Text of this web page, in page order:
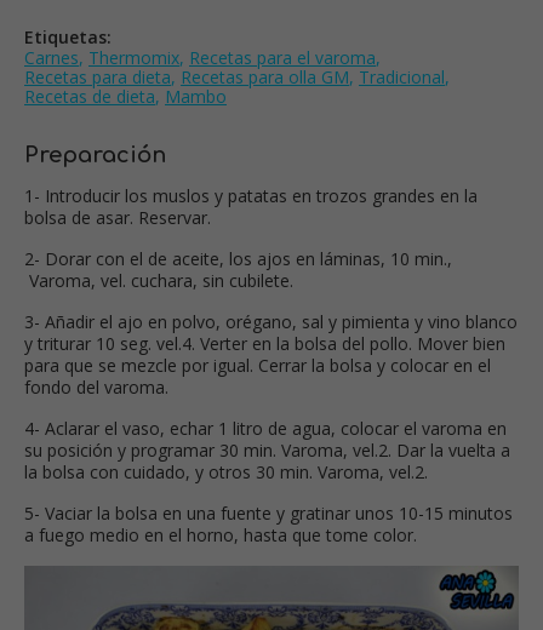
Etiquetas:
Carnes, Thermomix, Recetas para el varoma,
Recetas para dieta, Recetas para olla GM, Tradicional,
Recetas de dieta, Mambo
Preparación
1- Introducir los muslos y patatas en trozos grandes en la
bolsa de asar. Reservar.
2- Dorar con el de aceite, los ajos en láminas, 10 min.,
Varoma, vel. cuchara, sin cubilete.
3- Añadir el ajo en polvo, orégano, sal y pimienta y vino blanco
y triturar 10 seg. vel.4. Verter en la bolsa del pollo. Mover bien
para que se mezcle por igual. Cerrar la bolsa y colocar en el
fondo del varoma.
4- Aclarar el vaso, echar 1 litro de agua, colocar el varoma en
su posición y programar 30 min. Varoma, vel.2. Dar la vuelta a
la bolsa con cuidado, y otros 30 min. Varoma, vel.2.
5- Vaciar la bolsa en una fuente y gratinar unos 10-15 minutos
a fuego medio en el horno, hasta que tome color.